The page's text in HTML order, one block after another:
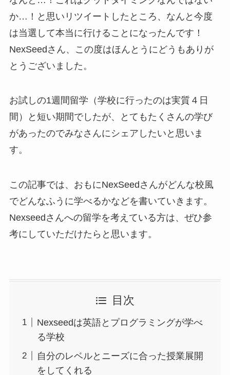
か… ！と思いリツイートしたところ、なんと今度
は当選して本当に行けることになったんです！
NexSeedさん、この度はほんとうにどうもありが
とうございました。
お試しの1週間留学（学校に行ったのは実質４日
間）と短い期間でしたが、とてもたくさんの学び
があったのでみなさんにシェアしたいと思いま
す。
この記事では、おもにNexSeedさんがどんな校風
でどんなふうに学べるかなどを書いていきます。
Nexseedさんへの留学を考えている方は、ぜひ参
考にしていただけたらと思います。
目次
Nexseedは英語とプログラミングが学べ
る学校
自分のレベルとニーズに合った授業展開
をしてくれる